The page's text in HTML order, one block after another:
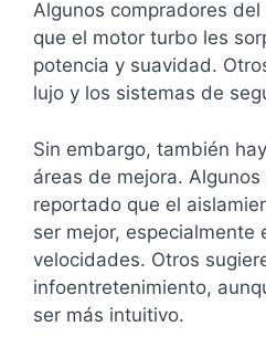
Algunos compradores del
que el motor turbo les
potencia y suavidad.
lujo y los sistemas de
Sin embargo, también
áreas de mejora.
reportado que el
ser mejor, especialmente
velocidades. Otros
infoentretenimiento,
ser más intuitivo.